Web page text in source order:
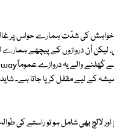
خواہش کی شدّت ہمارے حواس پر
لیکن اُن دروازوں کے پیچھے
کے لیے مقفل کریا جاتا ہے۔
بھی شامل ہو تو راستے کی